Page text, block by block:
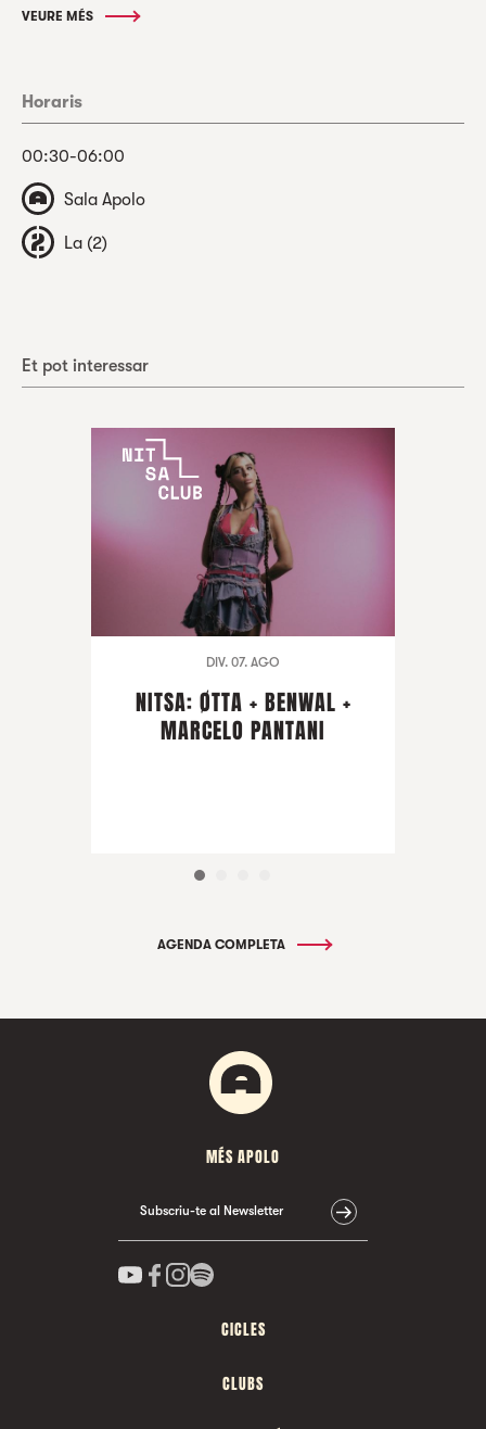
VEURE MÉS
Horaris
00:30-06:00
Sala Apolo
La (2)
Et pot interessar
DIV. 07. AGO
NITSA: ØTTA + BENWAL +
MARCELO PANTANI
AGENDA COMPLETA
MÉS APOLO
Subscriu-te al Newsletter
CICLES
CLUBS